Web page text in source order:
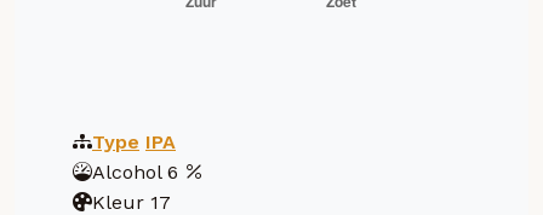
Type IPA
Alcohol 6
Kleur 17